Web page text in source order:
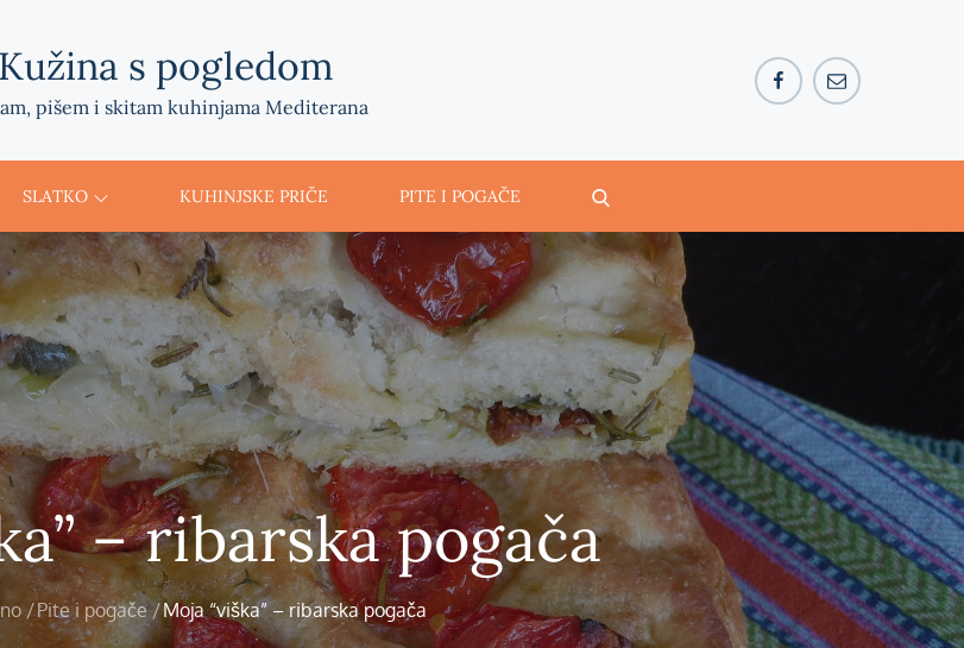
Kužina s pogledom
pišem i skitam kuhinjama Mediterana
Facebook
E-
SLATKO KUHINJSKE PRIČE PITE I POGAČE
– ribarska pogača
Pite i pogače Moja “viška” – ribarska pogača